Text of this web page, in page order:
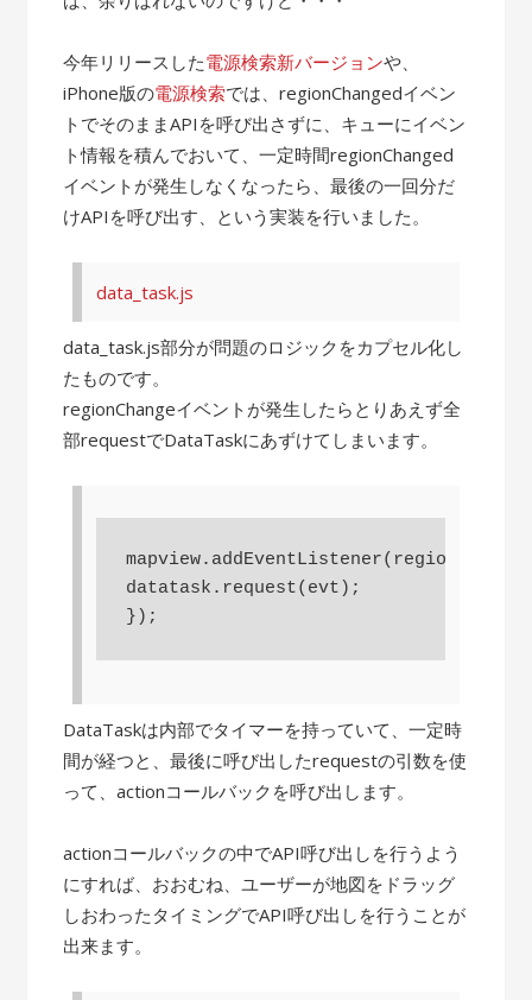
今年リリースした電源検索新バージョンや、
iPhone版の電源検索では、regionChangedイベン
トでそのままAPIを呼び出さずに、キューにイベン
ト情報を積んでおいて、一定時間regionChanged
イベントが発生しなくなったら、最後の一回分だ
けAPIを呼び出す、という実装を行いました。
data_task.js
data_task.js部分が問題のロジックをカプセル化し
たものです。
regionChangeイベントが発生したらとりあえず全
部requestでDataTaskにあずけてしまいます。
datatask.request(evt);
DataTaskは内部でタイマーを持っていて、一定時
間が経つと、最後に呼び出したrequestの引数を使
って、actionコールバックを呼び出します。
actionコールバックの中でAPI呼び出しを行うよう
にすれば、おおむね、ユーザーが地図をドラッグ
しおわったタイミングでAPI呼び出しを行うことが
出来ます。